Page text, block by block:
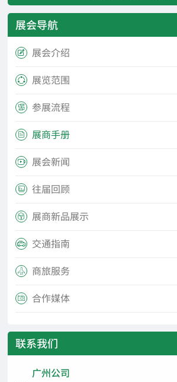
展会导航
 展会介绍
 展览范围
 参展流程
 展商手册
 展会新闻
 往届回顾
 展商新品展示
 交通指南
 商旅服务
 合作媒体
联系我们
广州公司